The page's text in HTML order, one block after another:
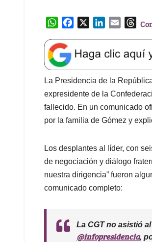
W
a
t
s
A
p
p
e
b
o
o
k
e
d
I
n
l
T
e
a
d
s
La Presidencia de la
expresidente de la
fallecido. En un comunicado
por la familia de Gómez y
Los desplantes al líder, con
de negociación y diálogo
nuestra dirigencia” fueron
comunicado completo:
La CGT no asistió
@infopresidencia,